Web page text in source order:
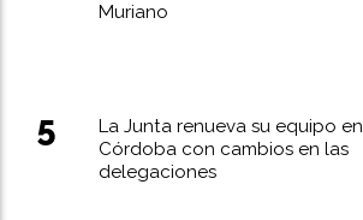
Muriano
La Junta renueva su equipo en
Córdoba con cambios en las
delegaciones